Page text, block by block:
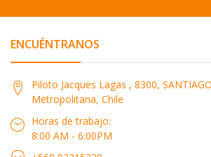
ENCUÉNTRANOS
Piloto Jacques Lagas , 8300,
Metropolitana, Chile
Horas de trabajo:
8:00 AM - 6:00PM